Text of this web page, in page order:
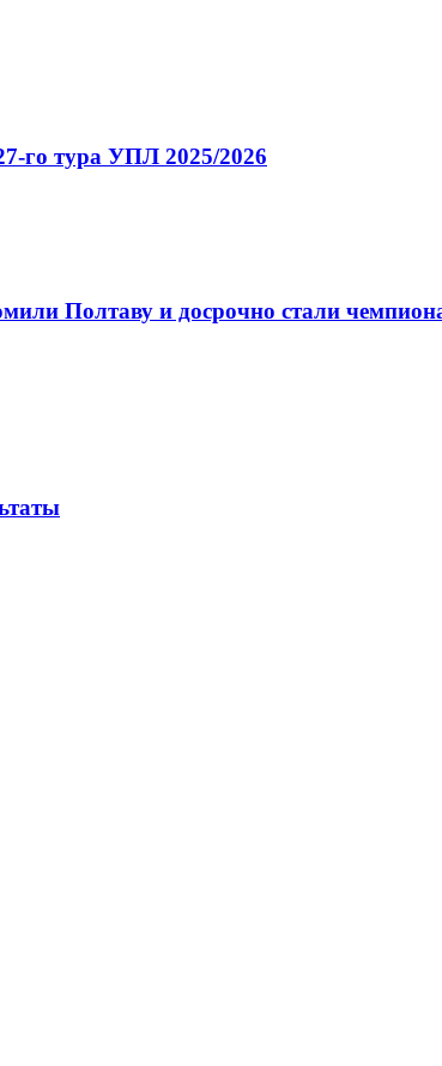
го тура УПЛ 2025/2026
Полтаву и досрочно стали